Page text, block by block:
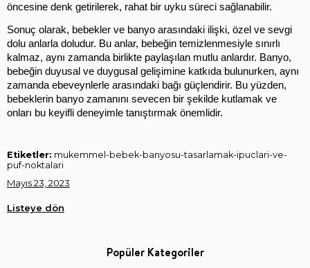
öncesine denk getirilerek, rahat bir uyku süreci sağlanabilir.
Sonuç olarak, bebekler ve banyo arasındaki ilişki, özel ve sevgi
dolu anlarla doludur. Bu anlar, bebeğin temizlenmesiyle sınırlı
kalmaz, aynı zamanda birlikte paylaşılan mutlu anlardır. Banyo,
bebeğin duyusal ve duygusal gelişimine katkıda bulunurken, aynı
zamanda ebeveynlerle arasındaki bağı güçlendirir. Bu yüzden,
bebeklerin banyo zamanını sevecen bir şekilde kutlamak ve
onları bu keyifli deneyimle tanıştırmak önemlidir.
Etiketler: mukemmel-bebek-banyosu-tasarlamak-ipuclari-ve-
puf-noktalari
Mayıs 23, 2023
Listeye dön
Popüler Kategoriler